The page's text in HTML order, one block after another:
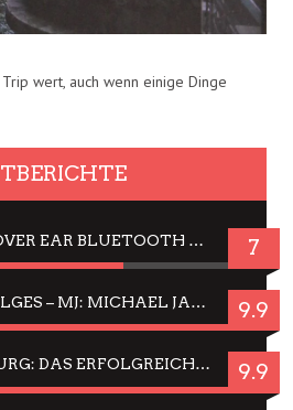
wert, auch wenn einige Dinge
JBL TUNE 720BT: OVER EAR BLUETOOTH KOPFHÖRER UM DIE 50,-€ IM DAUER-TEST 7
WEGEN DES ERFOLGES – MJ: MICHAEL JACKSON MUSICAL IN EINER MATINEE SEHEN 9.9
JELLYFISH HAMBURG: DAS ERFOLGREICHE SOMMER-MENÜ 2025 IN GEFÜHLEN UND BILDERN 9.9